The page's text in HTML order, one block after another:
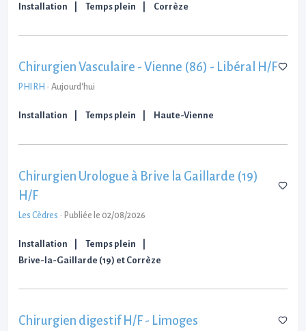
Installation Temps plein Corrèze
Chirurgien Vasculaire - Vienne (86) - Libéral H/F
PHI RH - Aujourd'hui
Installation Temps plein Haute-Vienne
Chirurgien Urologue à Brive la Gaillarde (19)
H/F
Les Cèdres - Publiée le 02/08/2026
Installation
Temps plein
Brive-la-Gaillarde (19) et Corrèze
Chirurgien digestif H/F - Limoges